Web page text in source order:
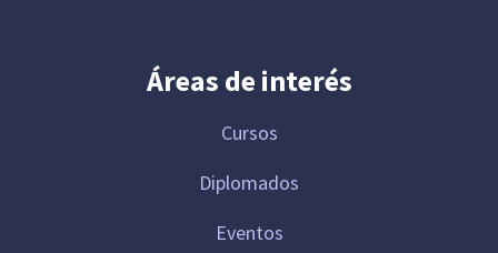
Áreas de interés
Cursos
Diplomados
Eventos